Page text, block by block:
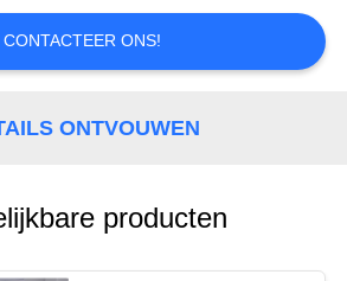
CONTACTEER ONS!
ONTVOUWEN
producten